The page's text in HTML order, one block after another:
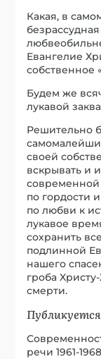
Какая, в
Евангелие
собственное
Будем же
лукавой
Решительно
своей
вскрывать и
по гордости
по любви к
лукавое
сохранить
подлинной
нашего
гроба
смерти.
речи 1961-